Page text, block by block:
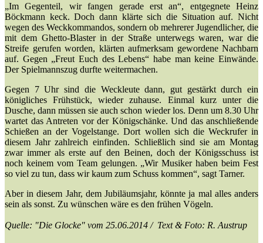
„Im Gegenteil, wir fangen gerade erst an“, entgegnete Heinz
Böckmann keck. Doch dann klärte sich die Situation auf. Nicht
wegen des Weckkommandos, sondern ob mehrerer Jugendlicher, die
mit dem Ghetto-Blaster in der Straße unterwegs waren, war die
Streife gerufen worden, klärten aufmerksam gewordene Nachbarn
auf. Gegen „Freut Euch des Lebens“ habe man keine Einwände.
Der Spielmannszug durfte weitermachen.
Gegen 7 Uhr sind die Weckleute dann, gut gestärkt durch ein
königliches Frühstück, wieder zuhause. Einmal kurz unter die
Dusche, dann müssen sie auch schon wieder los. Denn um 8.30 Uhr
wartet das Antreten vor der Königschänke. Und das anschließende
Schießen an der Vogelstange. Dort wollen sich die Weckrufer in
diesem Jahr zahlreich einfinden. Schließlich sind sie am Montag
zwar immer als erste auf den Beinen, doch der Königsschuss ist
noch keinem vom Team gelungen. „Wir Musiker haben beim Fest
so viel zu tun, dass wir kaum zum Schuss kommen“, sagt Tarner.
Aber in diesem Jahr, dem Jubiläumsjahr, könnte ja mal alles anders
sein als sonst. Zu wünschen wäre es den frühen Vögeln.
Quelle: "Die Glocke" vom 25.06.2014 / Text & Foto: R. Austrup